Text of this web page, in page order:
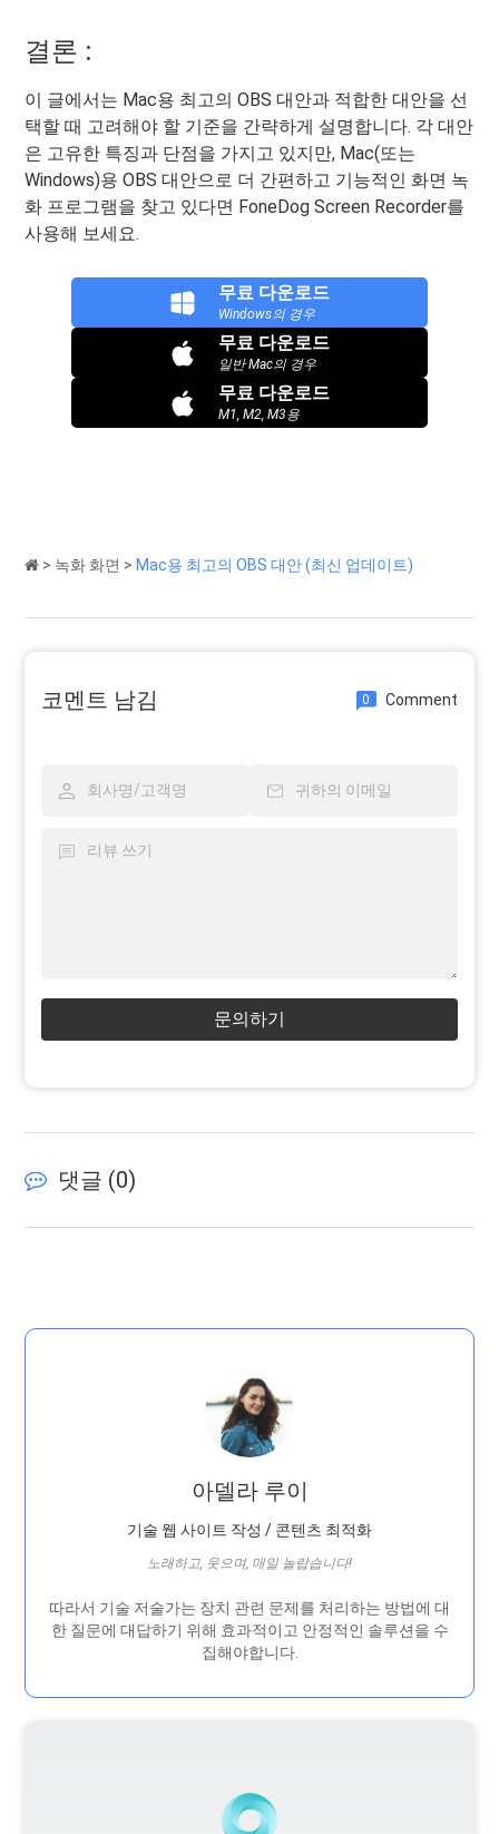
결론 :
이 글에서는 Mac용 최고의 OBS 대안과 적합한 대안을 선
택할 때 고려해야 할 기준을 간략하게 설명합니다. 각 대안
은 고유한 특징과 단점을 가지고 있지만, Mac(또는
Windows)용 OBS 대안으로 더 간편하고 기능적인 화면 녹
화 프로그램을 찾고 있다면 FoneDog Screen Recorder를
사용해 보세요.
무료 다운로드
Windows의 경우
무료 다운로드
일반 Mac의 경우
무료 다운로드
M1, M2, M3용
> 녹화 화면 > Mac용 최고의 OBS 대안 (최신 업데이트)
코멘트 남김 0 Comment
문의하기
댓글 (0)
아델라 루이
기술 웹 사이트 작성 / 콘텐츠 최적화
노래하고, 웃으며, 매일 놀랍습니다!
따라서 기술 저술가는 장치 관련 문제를 처리하는 방법에 대
한 질문에 대답하기 위해 효과적이고 안정적인 솔루션을 수
집해야합니다.